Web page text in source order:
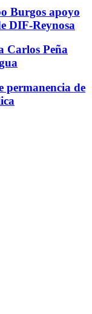
Burgos apoyo
DIF-Reynosa
Carlos Peña
permanencia de